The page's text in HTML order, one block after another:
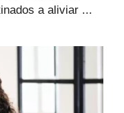
a aliviar ...